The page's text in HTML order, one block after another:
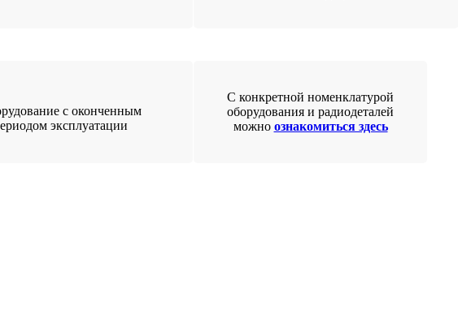
с оконченным
эксплуатации
С конкретной номенклатурой
оборудования и радиодеталей
можно ознакомиться здесь